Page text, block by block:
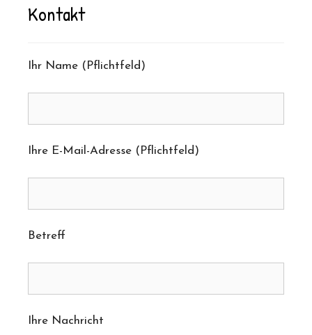
Kontakt
Ihr Name (Pflichtfeld)
Ihre E-Mail-Adresse (Pflichtfeld)
Betreff
Ihre Nachricht